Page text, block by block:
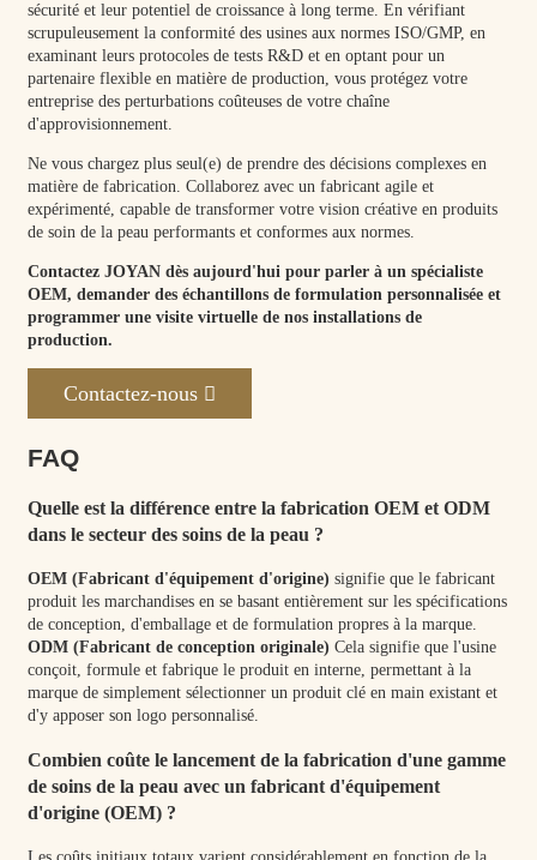
sécurité et leur potentiel de croissance à long terme. En vérifiant
scrupuleusement la conformité des usines aux normes ISO/GMP, en
examinant leurs protocoles de tests R&D et en optant pour un
partenaire flexible en matière de production, vous protégez votre
entreprise des perturbations coûteuses de votre chaîne
d'approvisionnement.
Ne vous chargez plus seul(e) de prendre des décisions complexes en
matière de fabrication. Collaborez avec un fabricant agile et
expérimenté, capable de transformer votre vision créative en produits
de soin de la peau performants et conformes aux normes.
Contactez JOYAN dès aujourd'hui pour parler à un spécialiste
OEM, demander des échantillons de formulation personnalisée et
programmer une visite virtuelle de nos installations de
production.
Contactez-nous
FAQ
Quelle est la différence entre la fabrication OEM et ODM
dans le secteur des soins de la peau ?
OEM (Fabricant d'équipement d'origine) signifie que le fabricant
produit les marchandises en se basant entièrement sur les spécifications
de conception, d'emballage et de formulation propres à la marque.
ODM (Fabricant de conception originale) Cela signifie que l'usine
conçoit, formule et fabrique le produit en interne, permettant à la
marque de simplement sélectionner un produit clé en main existant et
d'y apposer son logo personnalisé.
Combien coûte le lancement de la fabrication d'une gamme
de soins de la peau avec un fabricant d'équipement
d'origine (OEM) ?